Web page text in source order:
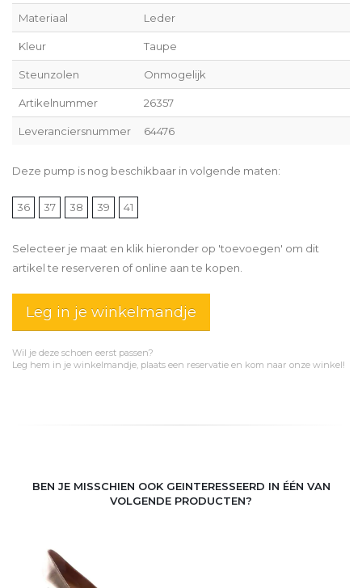
Materiaal Leder
Kleur Taupe
Steunzolen Onmogelijk
Artikelnummer 26357
Leveranciersnummer 64476
Deze pump is nog beschikbaar in volgende maten:
36 37 38 39 41
Selecteer je maat en klik hieronder op 'toevoegen' om dit
artikel te reserveren of online aan te kopen.
Leg in je winkelmandje
Wil je deze schoen eerst passen?
Leg hem in je winkelmandje, plaats een reservatie en kom naar onze winkel!
BEN JE MISSCHIEN OOK GEINTERESSEERD IN ÉÉN VAN
VOLGENDE PRODUCTEN?